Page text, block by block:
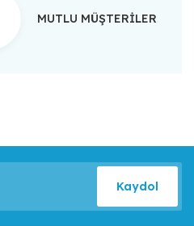
MUTLU MÜŞTERİLER
Kaydol